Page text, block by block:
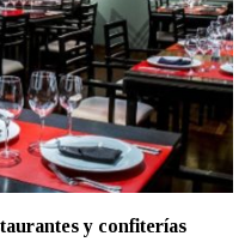
y confiterías